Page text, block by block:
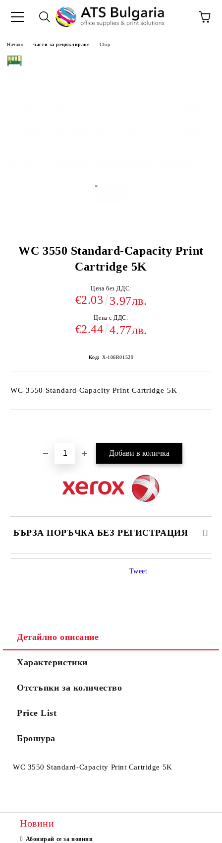
Начало части за рециклиране Chip
WC 3550 Standard-Capacity Print
Cartridge 5K
Цена без ДДС:
€2.03 3.97лв.
Цена с ДДС:
€2.44 4.77лв.
Код: X-106R01529
WC 3550 Standard-Capacity Print Cartridge 5K
БЪРЗА ПОРЪЧКА БЕЗ РЕГИСТРАЦИЯ
САМО ПОПЪЛНЕТЕ 4 ПОЛЕТА
Tweet
Детайлно описание
Характеристики
Отстъпки за количество
Price List
Брошура
WC 3550 Standard-Capacity Print Cartridge 5K
Новини
Абонирай се за новини